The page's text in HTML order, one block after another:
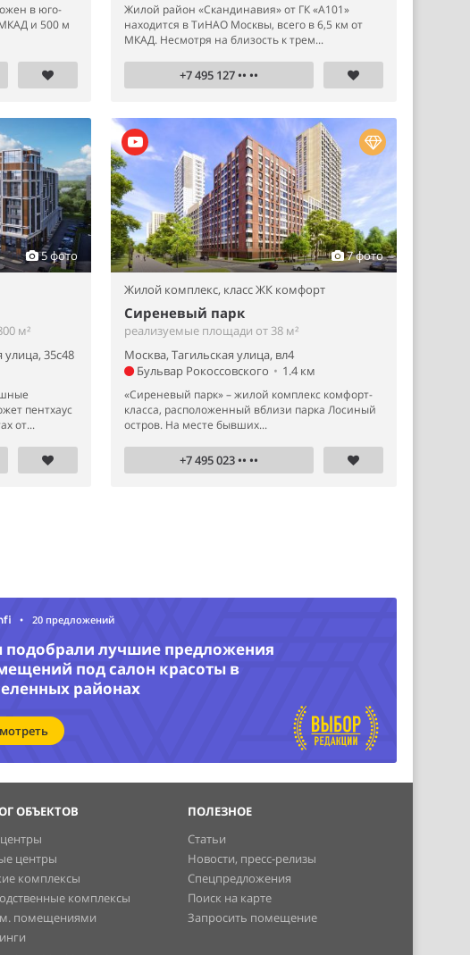
в юго-
и 500 м
Жилой район «Скандинавия» от ГК «А101»
находится в ТиНАО Москвы, всего в 6,5 км от
МКАД. Несмотря на близость к трем...
+7 495 127 •• ••
5 фото
м²
35с48
пентхаус
от...
7 фото
Жилой комплекс, класс ЖК комфорт
Сиреневый парк
реализуемые площади от 38 м²
Москва, Тагильская улица, вл4
Бульвар Рокоссовского • 1.4 км
«Сиреневый парк» – жилой комплекс комфорт-
класса, расположенный вблизи парка Лосиный
остров. На месте бывших...
+7 495 023 •• ••
• 20 предложений
лучшие предложения
под салон красоты в
районах
ОБЪЕКТОВ
центры
комплексы
комплексы
помещениями
ПОЛЕЗНОЕ
Статьи
Новости, пресс-релизы
Спецпредложения
Поиск на карте
Запросить помещение